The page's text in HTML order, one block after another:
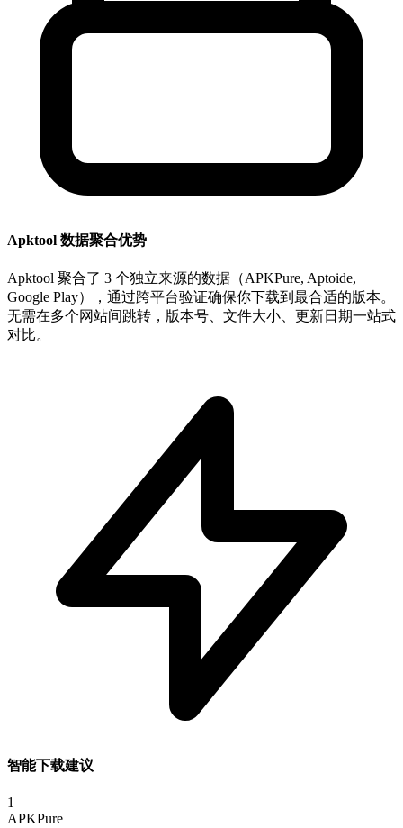
Apktool 数据聚合优势
Apktool 聚合了 3 个独立来源的数据（APKPure, Aptoide,
Google Play），通过跨平台验证确保你下载到最合适的版本。
无需在多个网站间跳转，版本号、文件大小、更新日期一站式
对比。
智能下载建议
1
APKPure